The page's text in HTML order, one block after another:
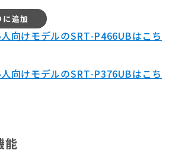
に追加
向けモデルのSRT-P466UBはこち
向けモデルのSRT-P376UBはこち
能